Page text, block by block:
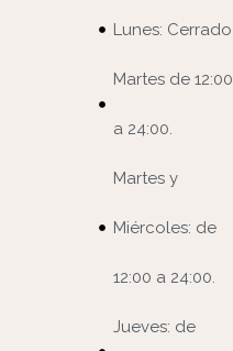
Lunes: Cerrado
Martes de 12:00
a 24:00.
Martes y
Miércoles: de
12:00 a 24:00.
Jueves: de